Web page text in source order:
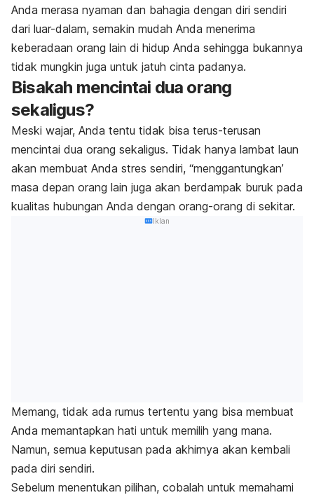
Anda merasa nyaman dan bahagia dengan diri sendiri
dari luar-dalam, semakin mudah Anda menerima
keberadaan orang lain di hidup Anda sehingga bukannya
tidak mungkin juga untuk jatuh cinta padanya.
Bisakah mencintai dua orang
sekaligus?
Meski wajar, Anda tentu tidak bisa terus-terusan
mencintai dua orang sekaligus. Tidak hanya lambat laun
akan membuat Anda stres sendiri, “menggantungkan’
masa depan orang lain juga akan berdampak buruk pada
kualitas hubungan Anda dengan orang-orang di sekitar.
Iklan
Memang, tidak ada rumus tertentu yang bisa membuat
Anda memantapkan hati untuk memilih yang mana.
Namun, semua keputusan pada akhirnya akan kembali
pada diri sendiri.
Sebelum menentukan pilihan, cobalah untuk memahami